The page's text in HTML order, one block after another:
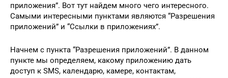
приложения”. Вот тут найдем много чего интересного.
Самыми интересными пунктами являются “Разрешения
приложений” и “Ссылки в приложениях”.
Начнем с пункта “Разрешения приложений”. В данном
пункте мы определяем, какому приложению дать
доступ к SMS, календарю, камере, контактам,